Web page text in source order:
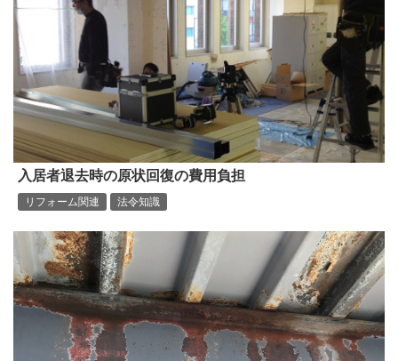
入居者退去時の原状回復の費用負担
リフォーム関連 法令知識